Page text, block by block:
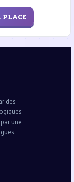
PLACE
des
une